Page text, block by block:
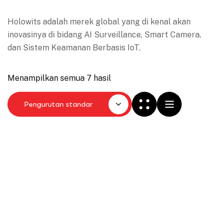
Holowits adalah merek global yang di kenal akan
inovasinya di bidang AI Surveillance, Smart Camera,
dan Sistem Keamanan Berbasis IoT.
Menampilkan semua 7 hasil
Pengurutan standar